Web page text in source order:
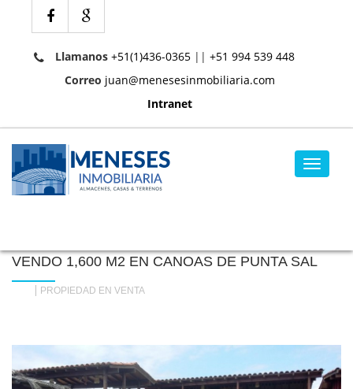
Llamanos +51(1)436-0365 || +51 994 539 448
Correo juan@menesesinmobiliaria.com
Intranet
Toggle
VENDO 1,600 M2 EN CANOAS DE PUNTA SAL
PROPIEDAD EN VENTA